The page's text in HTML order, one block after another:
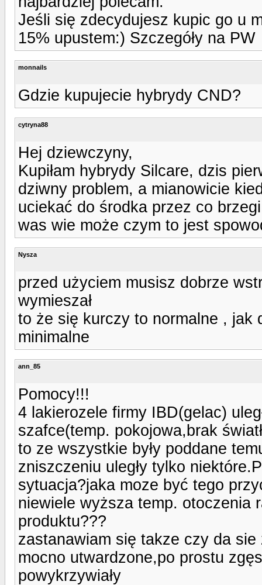
Jeśli się zdecydujesz kupic go u
15% upustem:) Szczegóły na PW
monnails
Gdzie kupujecie hybrydy CND?
cytryna88
Hej dziewczyny,
Kupiłam hybrydy Silcare, dzis
dziwny problem, a mianowicie
uciekać do środka przez co
was wie może czym to jest
Nysza
przed użyciem musisz dobrze
wymieszał
to że się kurczy to normalne , jak
minimalne
ann_85
Pomocy!!!
4 lakierozele firmy IBD(gelac)
szafce(temp. pokojowa,brak
to ze wszystkie były poddane
zniszczeniu uległy tylko
sytuacja?jaka moze być tego
niewiele wyższa temp. otoczenia
produktu???
zastanawiam się takze czy da
mocno utwardzone,po prostu
powykrzywiały